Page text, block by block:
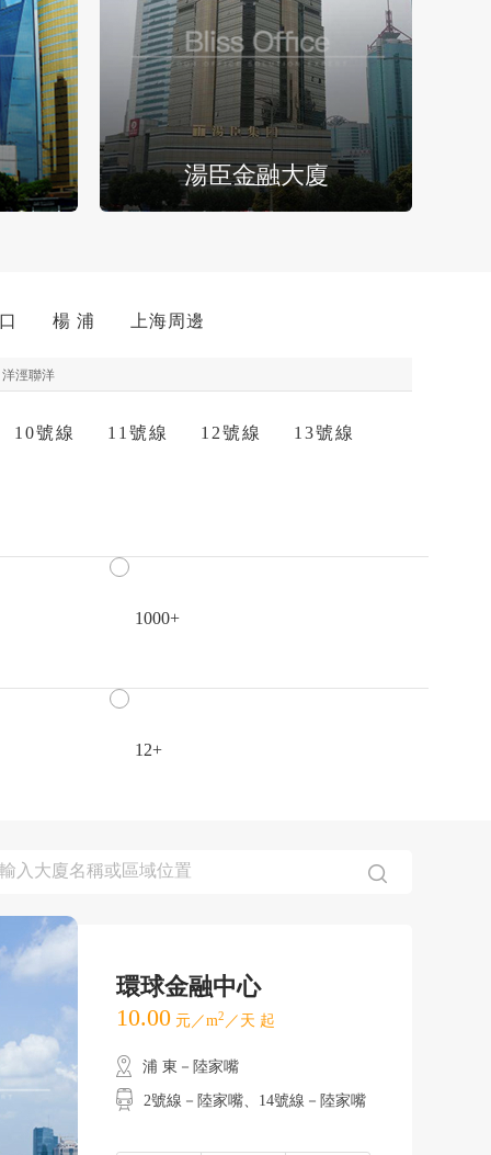
湯臣金融大廈
楊 浦 上海周邊
洋涇聯洋
10號線 11號線 12號線 13號線
1000+
12+
環球金融中心
10.00 元／m2 ／天 起
浦 東－陸家嘴
2號線－陸家嘴、14號線－陸家嘴